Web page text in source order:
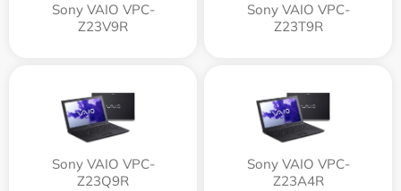
Sony VAIO VPC-
Z23V9R
Sony VAIO VPC-
Z23T9R
Sony VAIO VPC-
Z23Q9R
Sony VAIO VPC-
Z23A4R